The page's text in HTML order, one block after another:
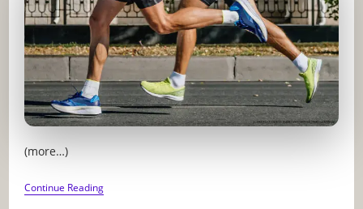
(more…)
Continue ReadingCOMMENT
SE